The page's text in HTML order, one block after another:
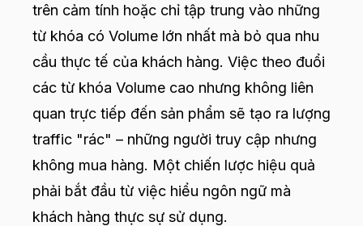
trên cảm tính hoặc chỉ tập trung vào những
từ khóa có Volume lớn nhất mà bỏ qua nhu
cầu thực tế của khách hàng. Việc theo đuổi
các từ khóa Volume cao nhưng không liên
quan trực tiếp đến sản phẩm sẽ tạo ra lượng
traffic "rác" – những người truy cập nhưng
không mua hàng. Một chiến lược hiệu quả
phải bắt đầu từ việc hiểu ngôn ngữ mà
khách hàng thực sự sử dụng.